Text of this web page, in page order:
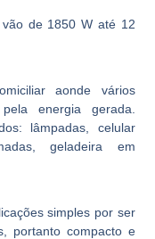
de 1850 W até 12
aonde vários
energia gerada.
lâmpadas, celular
geladeira em
simples por ser
portanto compacto e